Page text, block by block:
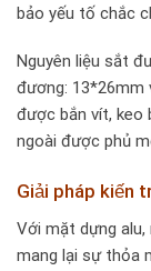
bảo yếu tố chắc
Nguyên liệu sắt
đương: 13*26mm
được bắn vít, keo
ngoài được phủ
Giải pháp kiến
Với mặt dựng
mang lại sự thỏa